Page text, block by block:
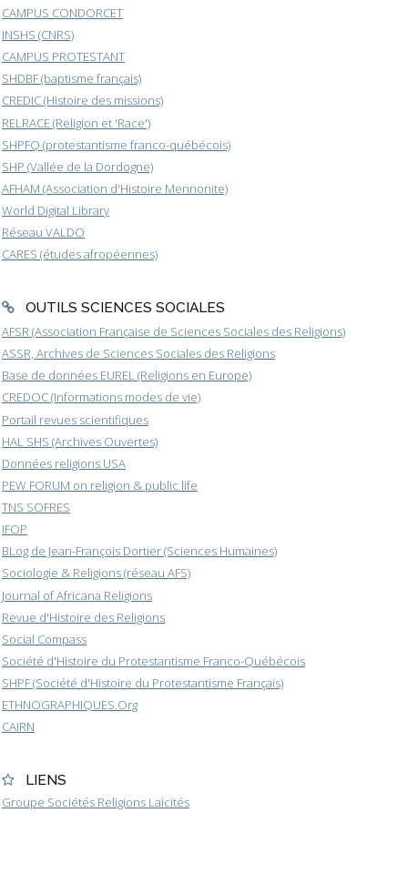
CAMPUS CONDORCET
INSHS (CNRS)
CAMPUS PROTESTANT
SHDBF (baptisme français)
CREDIC (Histoire des missions)
RELRACE (Religion et 'Race')
SHPFQ (protestantisme franco-québécois)
SHP (Vallée de la Dordogne)
AFHAM (Association d'Histoire Mennonite)
World Digital Library
Réseau VALDO
CARES (études afropéennes)
OUTILS SCIENCES SOCIALES
AFSR (Association Française de Sciences Sociales des Religions)
ASSR, Archives de Sciences Sociales des Religions
Base de données EUREL (Religions en Europe)
CREDOC (Informations modes de vie)
Portail revues scientifiques
HAL SHS (Archives Ouvertes)
Données religions USA
PEW FORUM on religion & public life
TNS SOFRES
IFOP
BLog de Jean-François Dortier (Sciences Humaines)
Sociologie & Religions (réseau AFS)
Journal of Africana Religions
Revue d'Histoire des Religions
Social Compass
Société d'Histoire du Protestantisme Franco-Québécois
SHPF (Société d'Histoire du Protestantisme Français)
ETHNOGRAPHIQUES.Org
CAIRN
LIENS
Groupe Sociétés Religions Laïcités